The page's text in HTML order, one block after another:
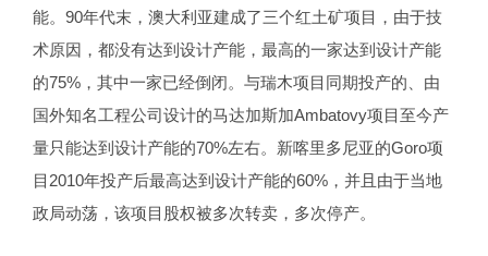
能。90年代末，澳大利亚建成了三个红土矿项目，由于技
术原因，都没有达到设计产能，最高的一家达到设计产能
的75%，其中一家已经倒闭。与瑞木项目同期投产的、由
国外知名工程公司设计的马达加斯加Ambatovy项目至今产
量只能达到设计产能的70%左右。新喀里多尼亚的Goro项
目2010年投产后最高达到设计产能的60%，并且由于当地
政局动荡，该项目股权被多次转卖，多次停产。